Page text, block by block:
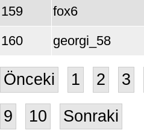
159
fox6
160
georgi_58
Önceki 1 2 3
9 10 Sonraki